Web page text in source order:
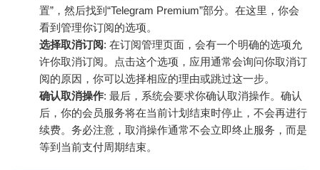
置”，然后找到“Telegram Premium”部分。在这里，你会
看到管理你订阅的选项。
选择取消订阅: 在订阅管理页面，会有一个明确的选项允
许你取消订阅。点击这个选项，应用通常会询问你取消订
阅的原因，你可以选择相应的理由或跳过这一步。
确认取消操作: 最后，系统会要求你确认取消操作。确认
后，你的会员服务将在当前计划结束时停止，不会再进行
续费。务必注意，取消操作通常不会立即终止服务，而是
等到当前支付周期结束。